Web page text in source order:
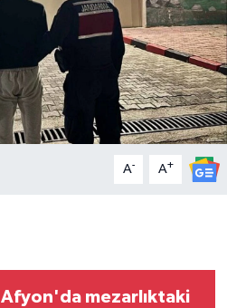
A- A+
Afyon'da mezarlıktaki